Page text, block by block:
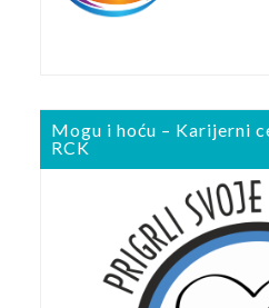
Mogu i hoću – Karijerni
RCK